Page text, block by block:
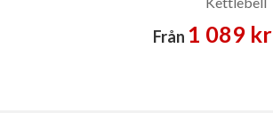
Från 1 089 kr